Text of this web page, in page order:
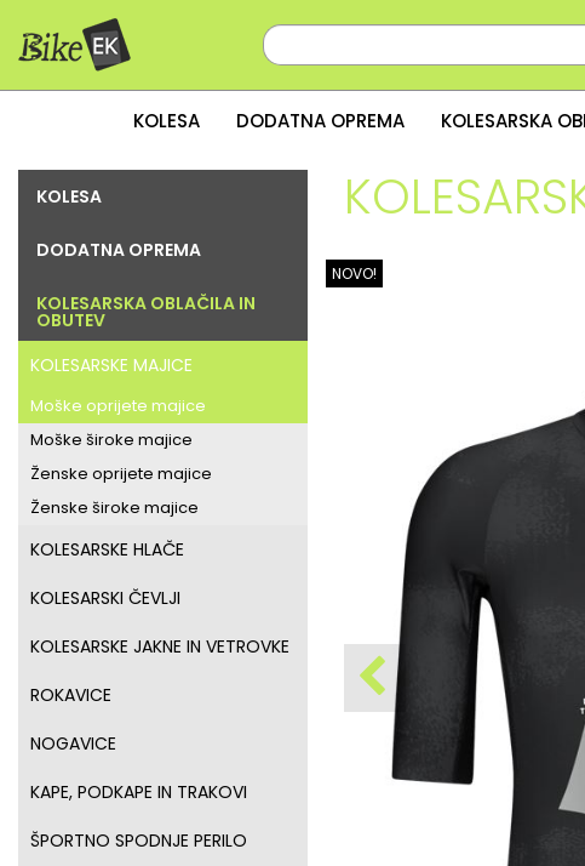
KOLESA DODATNA OPREMA KOLESARSKA
KOLESA
DODATNA OPREMA
KOLESARSKA OBLAČILA IN
OBUTEV
KOLESARSKE MAJICE
Moške oprijete majice
Moške široke majice
Ženske oprijete majice
Ženske široke majice
KOLESARSKE HLAČE
KOLESARSKI ČEVLJI
KOLESARSKE JAKNE IN VETROVKE
ROKAVICE
NOGAVICE
KAPE, PODKAPE IN TRAKOVI
ŠPORTNO SPODNJE PERILO
NOVO!